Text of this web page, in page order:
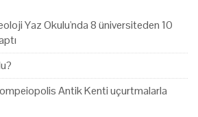
Yaz Okulu'nda 8 üniversiteden 10
Antik Kenti uçurtmalarla